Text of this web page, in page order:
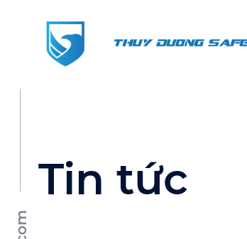
Tin tức